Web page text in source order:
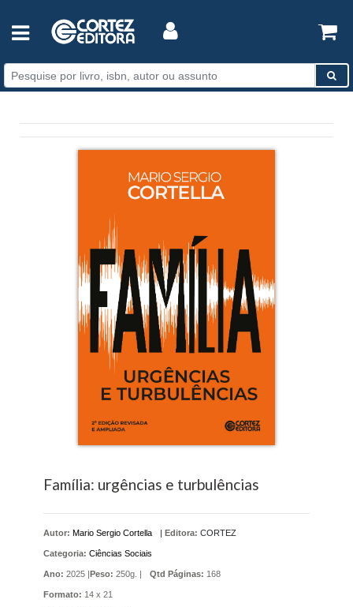
Família: urgências e turbulências
Autor: Mario Sergio Cortella | Editora: CORTEZ
Categoria: Ciências Sociais
Ano: 2025 |Peso: 250g. | Qtd Páginas: 168
Formato: 14 x 21